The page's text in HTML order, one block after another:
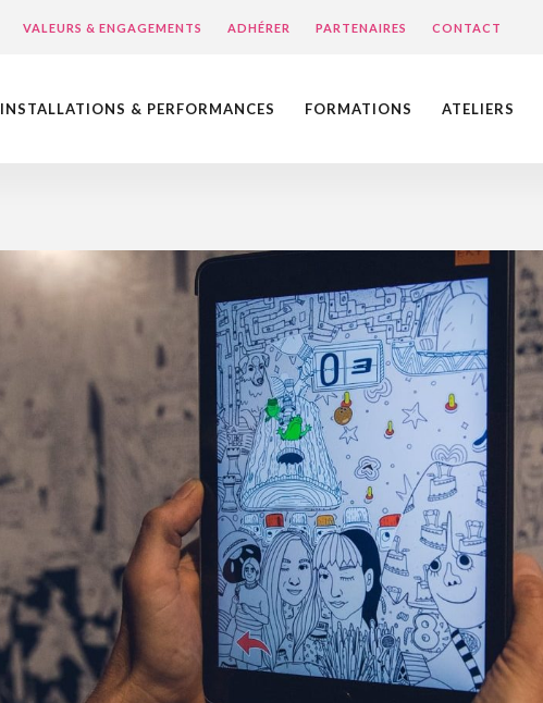
VALEURS & ENGAGEMENTS ADHÉRER PARTENAIRES CONTACT
INSTALLATIONS & PERFORMANCES FORMATIONS ATELIERS